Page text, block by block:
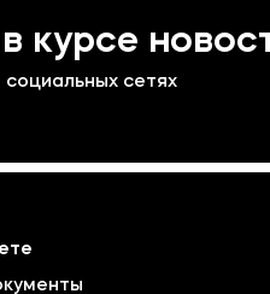
курсе
сетях